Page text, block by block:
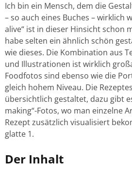
Ich bin ein Mensch, dem die
– so auch eines Buches – wirklich
alive“ ist in dieser Hinsicht schon
habe selten ein ähnlich schön
wie dieses. Die Kombination aus
und Illustrationen ist wirklich
Foodfotos sind ebenso wie die
gleich hohem Niveau. Die
übersichtlich gestaltet, dazu gibt
making“-Fotos, wo man einzelne
Rezept zusätzlich visualisiert
glatte 1.
Der Inhalt